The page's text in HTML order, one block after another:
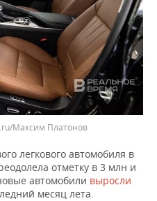
Максим Платонов
легкового автомобиля в
отметку в 3 млн и
автомобили выросли
месяц лета.